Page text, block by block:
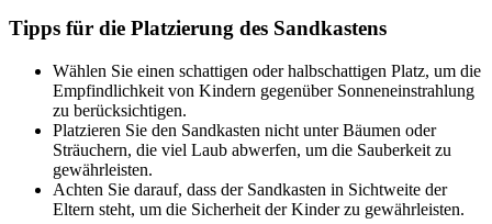
Tipps für die Platzierung des Sandkastens
Wählen Sie einen schattigen oder halbschattigen Platz, um die
Empfindlichkeit von Kindern gegenüber Sonneneinstrahlung
zu berücksichtigen.
Platzieren Sie den Sandkasten nicht unter Bäumen oder
Sträuchern, die viel Laub abwerfen, um die Sauberkeit zu
gewährleisten.
Achten Sie darauf, dass der Sandkasten in Sichtweite der
Eltern steht, um die Sicherheit der Kinder zu gewährleisten.